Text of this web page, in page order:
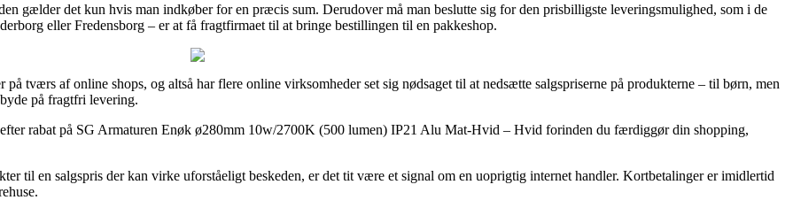
gælder det kun hvis man indkøber for en præcis sum. Derudover må man beslutte sig for den prisbilligste leveringsmulighed, som i de
eller Fredensborg – er at få fragtfirmaet til at bringe bestillingen til en pakkeshop.
tværs af online shops, og altså har flere online virksomheder set sig nødsaget til at nedsætte salgspriserne på produkterne – til børn, men
på fragtfri levering.
rabat på SG Armaturen Enøk ø280mm 10w/2700K (500 lumen) IP21 Alu Mat-Hvid – Hvid forinden du færdiggør din shopping,
til en salgspris der kan virke uforståeligt beskeden, er det tit være et signal om en uoprigtig internet handler. Kortbetalinger er imidlertid